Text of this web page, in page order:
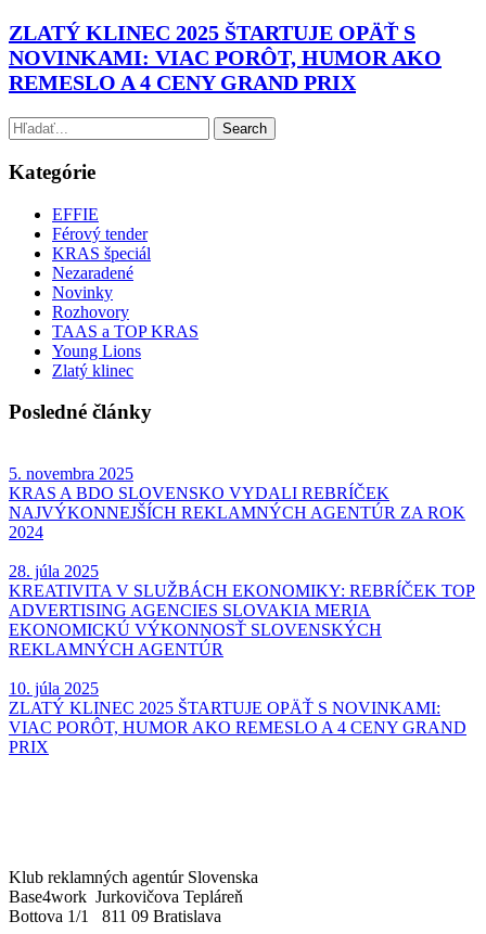
ZLATÝ KLINEC 2025 ŠTARTUJE OPÄŤ S
NOVINKAMI: VIAC PORÔT, HUMOR AKO
REMESLO A 4 CENY GRAND PRIX
Kategórie
EFFIE
Férový tender
KRAS špeciál
Nezaradené
Novinky
Rozhovory
TAAS a TOP KRAS
Young Lions
Zlatý klinec
Posledné články
5. novembra 2025
KRAS A BDO SLOVENSKO VYDALI REBRÍČEK
NAJVÝKONNEJŠÍCH REKLAMNÝCH AGENTÚR ZA ROK
2024
28. júla 2025
KREATIVITA V SLUŽBÁCH EKONOMIKY: REBRÍČEK TOP
ADVERTISING AGENCIES SLOVAKIA MERIA
EKONOMICKÚ VÝKONNOSŤ SLOVENSKÝCH
REKLAMNÝCH AGENTÚR
10. júla 2025
ZLATÝ KLINEC 2025 ŠTARTUJE OPÄŤ S NOVINKAMI:
VIAC PORÔT, HUMOR AKO REMESLO A 4 CENY GRAND
PRIX
Klub reklamných agentúr Slovenska
Base4work Jurkovičova Tepláreň
Bottova 1/1 811 09 Bratislava